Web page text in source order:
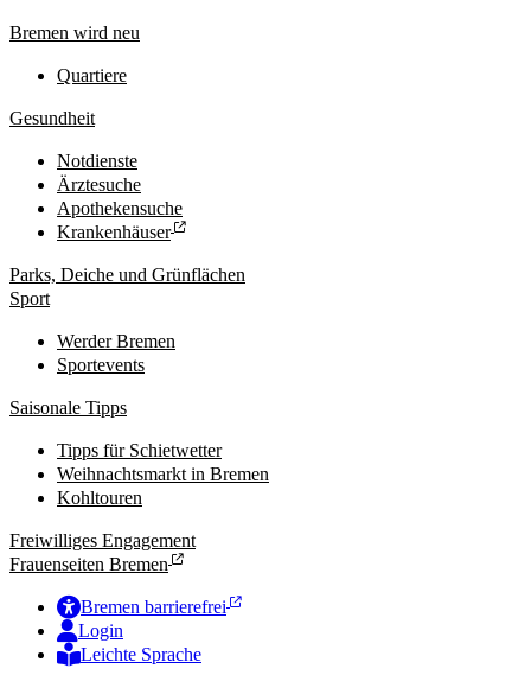
Bremen wird neu
Quartiere
Gesundheit
Notdienste
Ärztesuche
Apothekensuche
Krankenhäuser
Parks, Deiche und Grünflächen
Sport
Werder Bremen
Sportevents
Saisonale Tipps
Tipps für Schietwetter
Weihnachtsmarkt in Bremen
Kohltouren
Freiwilliges Engagement
Frauenseiten Bremen
Bremen barrierefrei
Login
Leichte Sprache